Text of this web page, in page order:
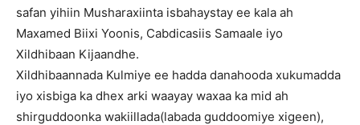
safan yihiin Musharaxiinta isbahaystay ee kala ah
Maxamed Biixi Yoonis, Cabdicasiis Samaale iyo
Xildhibaan Kijaandhe.
Xildhibaannada Kulmiye ee hadda danahooda xukumadda
iyo xisbiga ka dhex arki waayay waxaa ka mid ah
shirguddoonka wakiillada(labada guddoomiye xigeen),